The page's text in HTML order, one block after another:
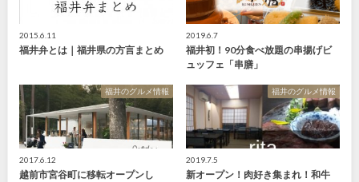
2015.6.11
福井弁とは｜福井県の方言まとめ
2019.6.7
福井初！90分食べ放題の串揚げビ
ュッフェ「串膳」
福井のグルメ情報
2017.6.12
越前市宮谷町に移転オープンし
福井のグルメ情報
2019.7.5
新オープン！肉好き集まれ！和牛